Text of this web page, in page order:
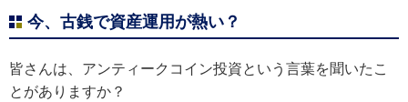
今、古銭で資産運用が熱い？
皆さんは、アンティークコイン投資という言葉を聞いたこ
とがありますか？